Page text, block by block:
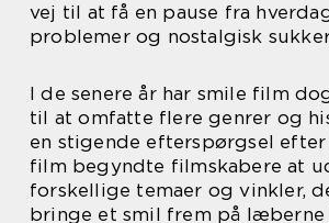
vej til at få en pause fra
problemer og nostalgisk
I de senere år har smile film
til at omfatte flere genrer og
en stigende efterspørgsel
film begyndte filmskabere at
forskellige temaer og vinkler,
bringe et smil frem på læberne